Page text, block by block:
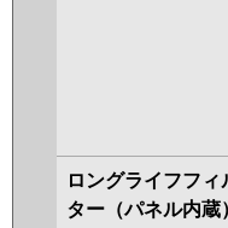
ロングライフフィ
ター（パネル内蔵）